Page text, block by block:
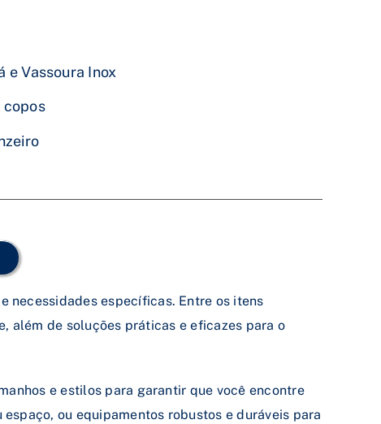
e Vassoura Inox
copos
necessidades específicas. Entre os itens
além de soluções práticas e eficazes para o
e estilos para garantir que você encontre
ou equipamentos robustos e duráveis para